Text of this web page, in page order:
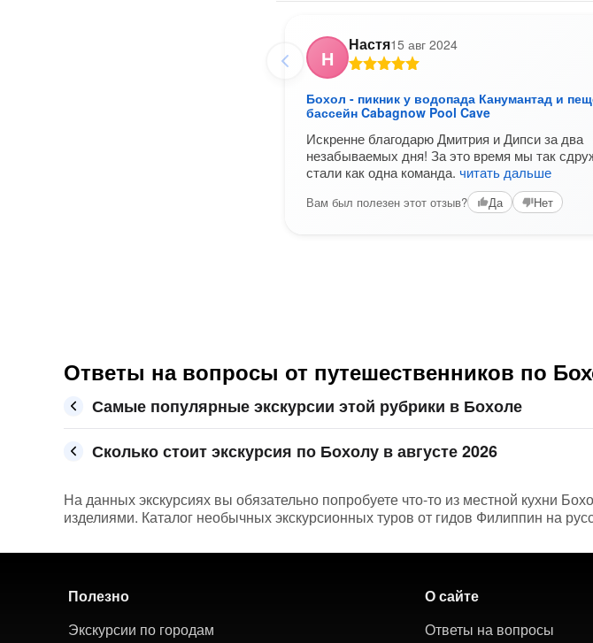
Н
Настя15 авг 2024
Бохол - пикник у водопада Канумантад и
бассейн Cabagnow Pool Cave
Искренне благодарю Дмитрия и Дипси за два
незабываемых дня! За это время мы так
стали как одна команда. читать дальше
Вам был полезен этот отзыв? Да Нет
Ответы на вопросы от путешественников по
Самые популярные экскурсии этой рубрики в Бохоле
Сколько стоит экскурсия по Бохолу в августе 2026
На данных экскурсиях вы обязательно попробуете что-то из местной кухни
изделиями. Каталог необычных экскурсионных туров от гидов Филиппин на
Полезно
Экскурсии по городам
О сайте
Ответы на вопросы